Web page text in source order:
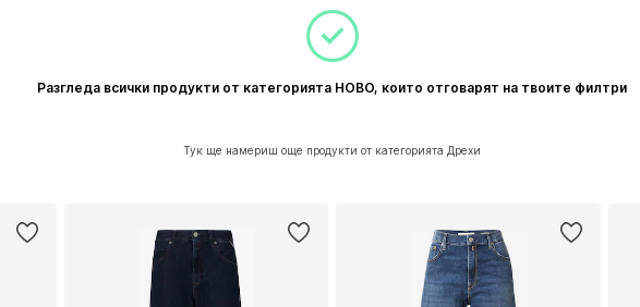
Разгледа всички продукти от категорията НОВО, които отговарят на твоите филтри
Тук ще намериш още продукти от категорията Дрехи